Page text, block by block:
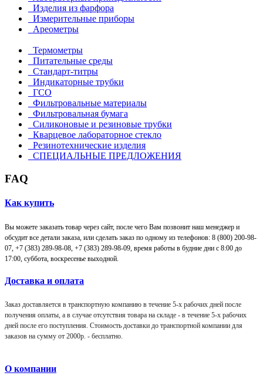
Изделия из фарфора
Измерительные приборы
Ареометры
Термометры
Питательные среды
Стандарт-титры
Индикаторные трубки
ГСО
Фильтровальные материалы
Фильтровальная бумага
Силиконовые и резиновые трубки
Кварцевое лабораторное стекло
Резинотехнические изделия
СПЕЦИАЛЬНЫЕ ПРЕДЛОЖЕНИЯ
FAQ
Как купить
Вы можете заказать товар через сайт, после чего Вам позвонит наш менеджер и
обсудит все детали заказа, или сделать заказ по одному из телефонов: 8 (800) 200-98-
07, +7 (383) 289-98-08, +7 (383) 289-98-09, время работы в будние дни с 8:00 до
17:00, суббота, воскресенье выходной.
Доставка и оплата
Заказ доставляется в транспортную компанию в течение 5-х рабочих дней после
получения оплаты, а в случае отсутствия товара на складе - в течение 5-х рабочих
дней после его поступления. Стоимость доставки до транспортной компании для
заказов на сумму от 2000р. - бесплатно.
О компании